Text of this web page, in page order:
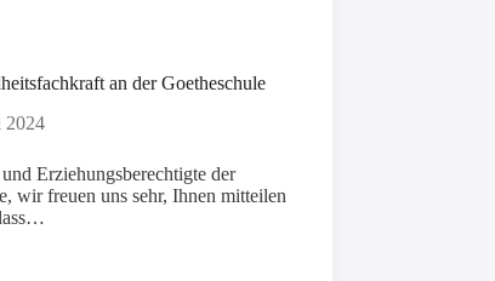
an der Goetheschule
2024
Erziehungsberechtigte der
wir freuen uns sehr, Ihnen mitteilen